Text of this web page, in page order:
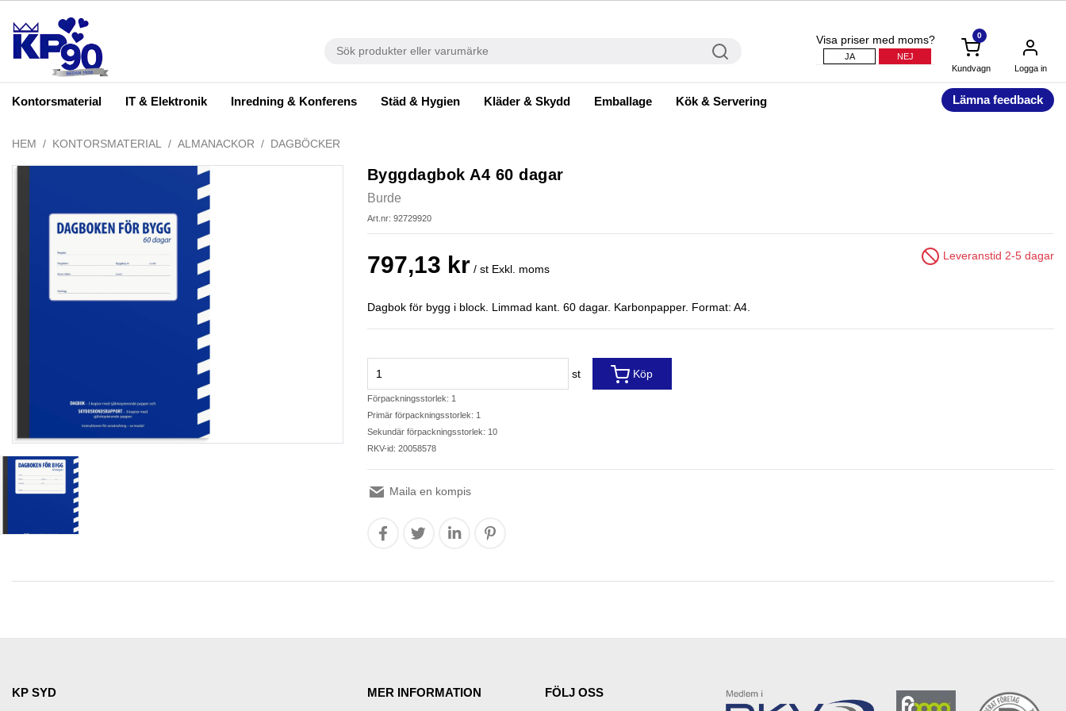
Visa priser med moms?
JA NEJ
0
Kundvagn Logga in
Kontorsmaterial IT & Elektronik Inredning & Konferens Städ & Hygien Kläder & Skydd Emballage Kök & Servering Lämna feedback
HEM KONTORSMATERIAL ALMANACKOR DAGBÖCKER
Byggdagbok A4 60 dagar
Burde
Art.nr: 92729920
797,13 kr / st Exkl. moms
Leveranstid 2-5 dagar
Dagbok för bygg i block. Limmad kant. 60 dagar. Karbonpapper. Format: A4.
st
Förpackningsstorlek: 1
Primär förpackningsstorlek: 1
Sekundär förpackningsstorlek: 10
RKV-id: 20058578
Köp
Maila en kompis
KP SYD MER INFORMATION FÖLJ OSS